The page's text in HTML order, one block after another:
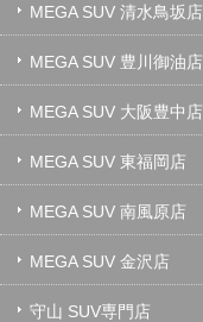
MEGA SUV 清水鳥坂店
MEGA SUV 豊川御油店
MEGA SUV 大阪豊中店
MEGA SUV 東福岡店
MEGA SUV 南風原店
MEGA SUV 金沢店
守山 SUV専門店